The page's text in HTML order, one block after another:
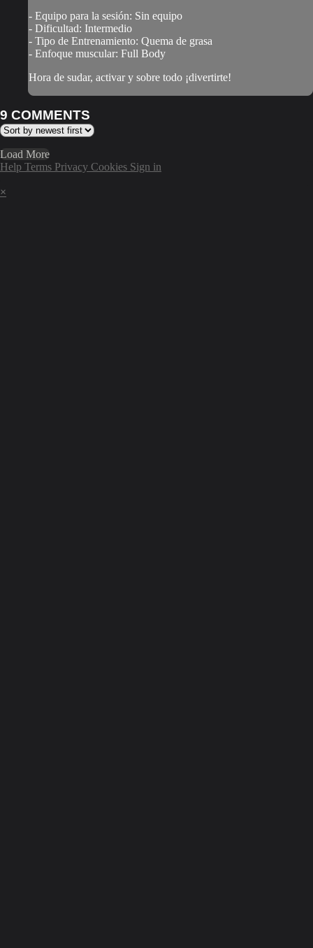
- Equipo para la sesión: Sin equipo
- Dificultad: Intermedio
- Tipo de Entrenamiento: Quema de grasa
- Enfoque muscular: Full Body
Hora de sudar, activar y sobre todo ¡divertirte!
9 COMMENTS
Load More
Help Terms Privacy Cookies Sign in
×